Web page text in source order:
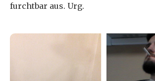
furchtbar aus. Urg.